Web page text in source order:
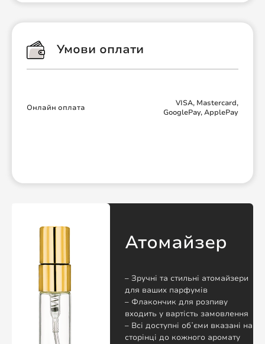
Умови оплати
Онлайн оплата
VISA, Mastercard,
GooglePay, ApplePay
Атомайзер
– Зручні та стильні атомайзери
для ваших парфумів
– Флакончик для розпиву
входить у вартість замовлення
– Всі доступні обʼєми вказані на
сторінці до кожного аромату